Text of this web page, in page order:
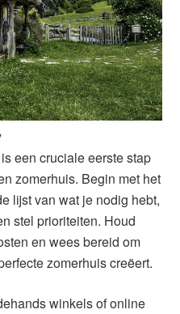
een cruciale eerste stap
zomerhuis. Begin met het
lijst van wat je nodig hebt,
stel prioriteiten. Houd
en wees bereid om
zomerhuis creëert.
winkels of online